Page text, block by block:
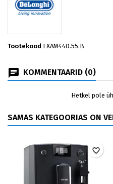
Tootekood EXAM440.55.B
KOMMENTAARID (0)
Hetkel pole
SAMAS KATEGOORIAS ON
favorite_border